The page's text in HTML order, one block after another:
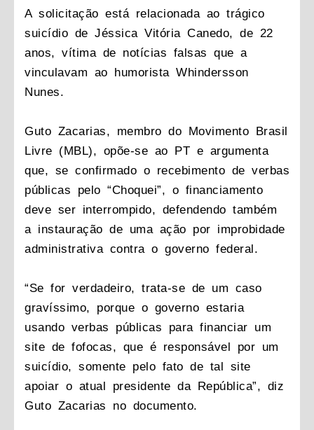
A solicitação está relacionada ao trágico
suicídio de Jéssica Vitória Canedo, de 22
anos, vítima de notícias falsas que a
vinculavam ao humorista Whindersson
Nunes.
Guto Zacarias, membro do Movimento Brasil
Livre (MBL), opõe-se ao PT e argumenta
que, se confirmado o recebimento de verbas
públicas pelo “Choquei”, o financiamento
deve ser interrompido, defendendo também
a instauração de uma ação por improbidade
administrativa contra o governo federal.
“Se for verdadeiro, trata-se de um caso
gravíssimo, porque o governo estaria
usando verbas públicas para financiar um
site de fofocas, que é responsável por um
suicídio, somente pelo fato de tal site
apoiar o atual presidente da República”, diz
Guto Zacarias no documento.